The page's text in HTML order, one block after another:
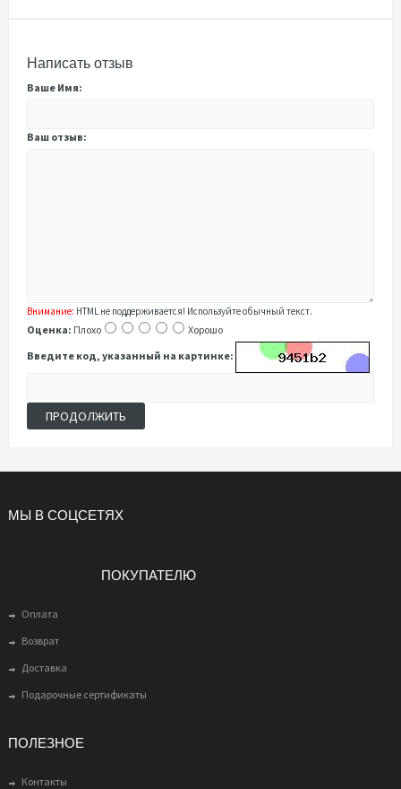
Написать отзыв
Ваше Имя:
Ваш отзыв:
Внимание: HTML не поддерживается! Используйте обычный текст.
Оценка: Плохо
Хорошо
Введите код, указанный на картинке:
ПРОДОЛЖИТЬ
МЫ В СОЦСЕТЯХ
ПОКУПАТЕЛЮ
Оплата
Возврат
Доставка
Подарочные сертификаты
ПОЛЕЗНОЕ
Контакты